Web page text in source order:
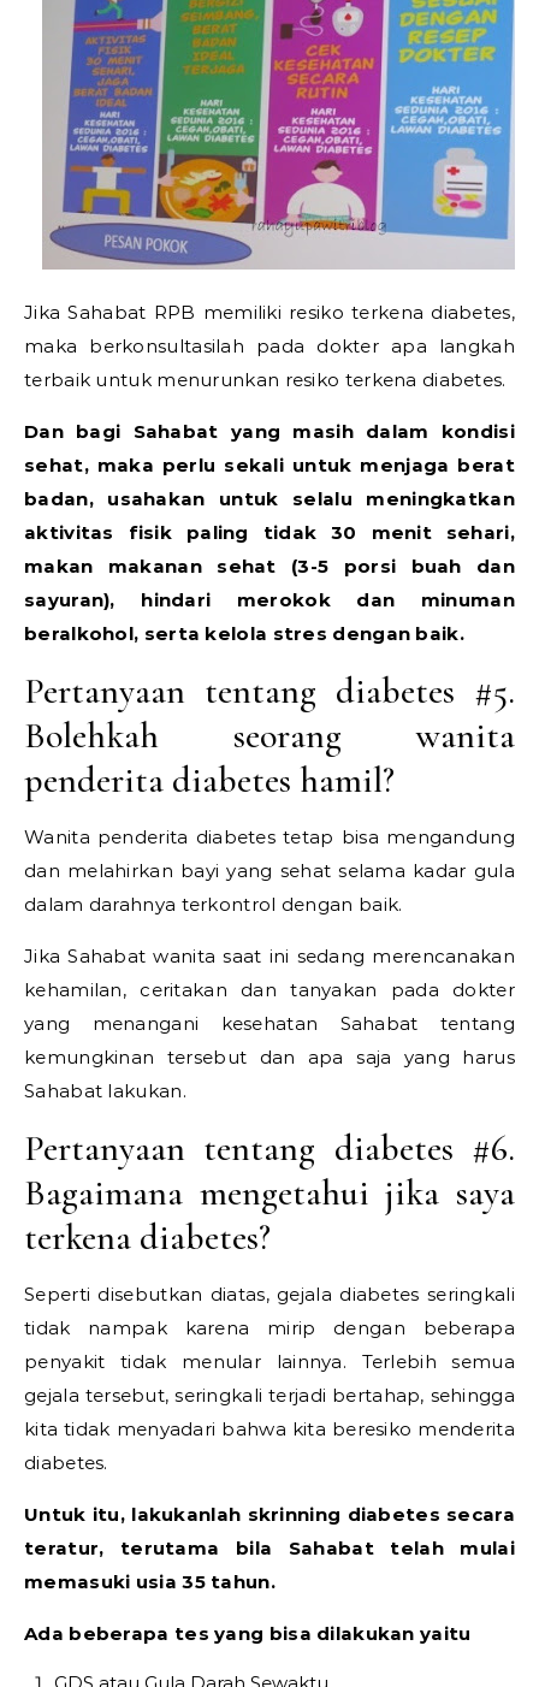
Jika Sahabat RPB memiliki resiko terkena diabetes,
maka berkonsultasilah pada dokter apa langkah
terbaik untuk menurunkan resiko terkena diabetes.
Dan bagi Sahabat yang masih dalam kondisi
sehat, maka perlu sekali untuk menjaga berat
badan, usahakan untuk selalu meningkatkan
aktivitas fisik paling tidak 30 menit sehari,
makan makanan sehat (3-5 porsi buah dan
sayuran), hindari merokok dan minuman
beralkohol, serta kelola stres dengan baik.
Pertanyaan tentang diabetes #5.
Bolehkah seorang wanita
penderita diabetes hamil?
Wanita penderita diabetes tetap bisa mengandung
dan melahirkan bayi yang sehat selama kadar gula
dalam darahnya terkontrol dengan baik.
Jika Sahabat wanita saat ini sedang merencanakan
kehamilan, ceritakan dan tanyakan pada dokter
yang menangani kesehatan Sahabat tentang
kemungkinan tersebut dan apa saja yang harus
Sahabat lakukan.
Pertanyaan tentang diabetes #6.
Bagaimana mengetahui jika saya
terkena diabetes?
Seperti disebutkan diatas, gejala diabetes seringkali
tidak nampak karena mirip dengan beberapa
penyakit tidak menular lainnya. Terlebih semua
gejala tersebut, seringkali terjadi bertahap, sehingga
kita tidak menyadari bahwa kita beresiko menderita
diabetes.
Untuk itu, lakukanlah skrinning diabetes secara
teratur, terutama bila Sahabat telah mulai
memasuki usia 35 tahun.
Ada beberapa tes yang bisa dilakukan yaitu